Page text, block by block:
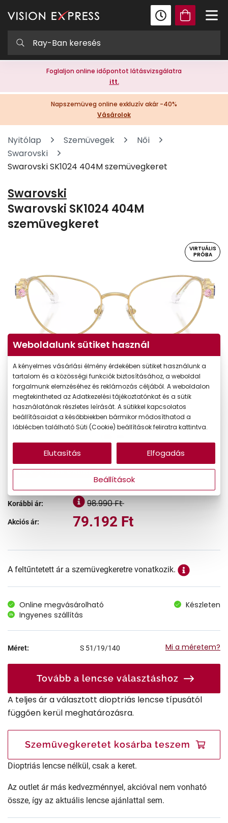
Foglaljon online időpontot látásvizsgálatra
itt.
Napszemüveg online exkluzív akár -40%
Vásárolok
Nyitólap Szemüvegek
Női
Swarovski
Swarovski SK1024 404M szemüvegkeret
Swarovski
Swarovski SK1024 404M
szemüvegkeret
VIRTUÁLIS
PRÓBA
Virtuális próba
-20% CSAK ONLINE
Korábbi ár: 98.990 Ft
Akciós ár: 79.192 Ft
A feltűntetett ár a szemüvegkeretre vonatkozik.
Online megvásárolható
Készleten
Ingyenes szállítás
Méret: S 51/19/140 Mi a méretem?
Tovább a lencse választáshoz
A teljes ár a választott dioptriás lencse típusától
függően kerül meghatározásra.
Szemüvegkeretet kosárba teszem
Dioptriás lencse nélkül, csak a keret.
Az outlet ár más kedvezménnyel, akcióval nem vonható
össze, így az aktuális lencse ajánlattal sem.
Weboldalunk sütiket használ
A kényelmes vásárlási élmény érdekében sütiket használunk a
tartalom és a közösségi funkciók biztosításához, a weboldal
forgalmunk elemzéséhez és reklámozás céljából. A weboldalon
megtekintheted az Adatkezelési tájékoztatónkat és a sütik
használatának részletes leírását. A sütikkel kapcsolatos
beállításaidat a későbbiekben bármikor módosíthatod a
láblécben található Süti (Cookie) beállítások feliratra kattintva.
Beállítások
Elutasítás Elfogadás